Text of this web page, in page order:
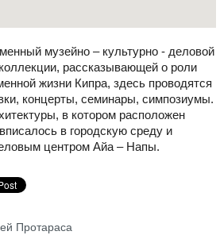
музейно – культурно - деловой
рассказывающей о роли
жизни Кипра, здесь проводятся
концерты, семинары, симпозиумы.
в котором расположен
в городскую среду и
центром Айа – Напы.
Протараса